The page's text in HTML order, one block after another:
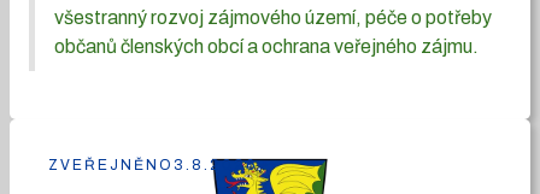
všestranný rozvoj zájmového území, péče o potřeby
občanů členských obcí a ochrana veřejného zájmu.
ZVEŘEJNĚNO 3.8.2026